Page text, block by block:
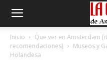
Inicio
Que ver en Amsterdam
recomendaciones]
Museos y
Holandesa